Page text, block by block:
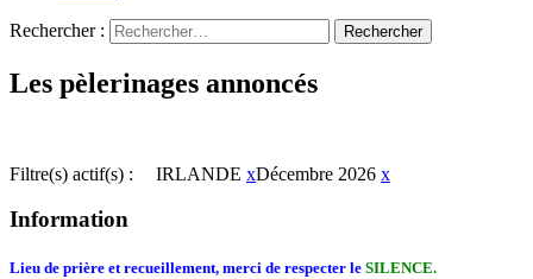
Rechercher :
Les pèlerinages annoncés
Filtre(s) actif(s) : IRLANDE xDécembre 2026 x
Information
Lieu de prière et recueillement, merci de respecter le SILENCE.